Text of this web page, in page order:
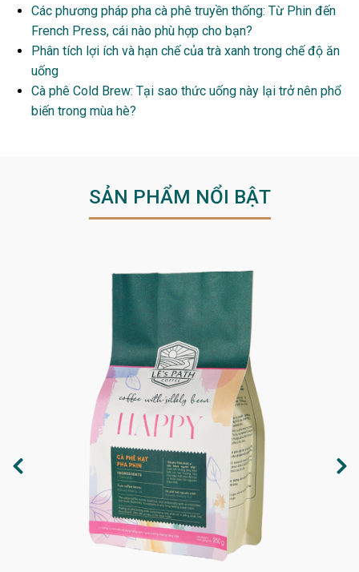
Các phương pháp pha cà phê truyền thống: Từ Phin đến
French Press, cái nào phù hợp cho bạn?
Phân tích lợi ích và hạn chế của trà xanh trong chế độ ăn
uống
Cà phê Cold Brew: Tại sao thức uống này lại trở nên phổ
biến trong mùa hè?
SẢN PHẨM NỔI BẬT